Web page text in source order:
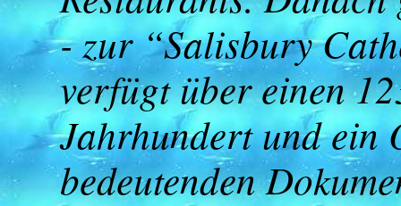
- zur “Salisbury
verfügt über einen
Jahrhundert und ein
bedeutenden